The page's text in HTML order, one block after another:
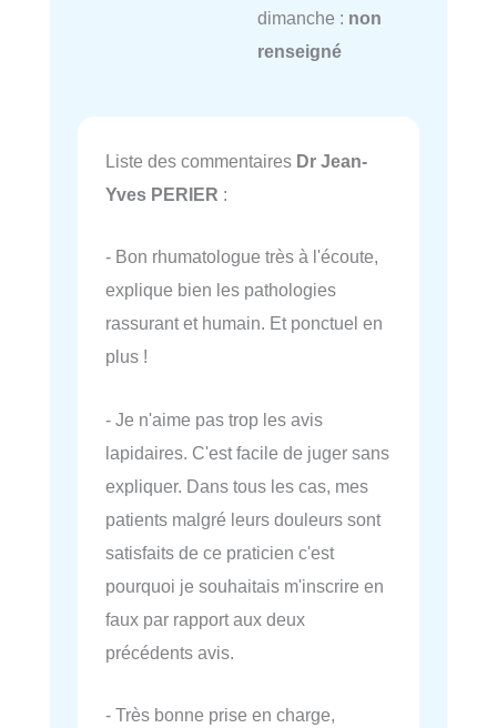
dimanche : non
renseigné
Liste des commentaires Dr Jean-
Yves PERIER :
- Bon rhumatologue très à l'écoute,
explique bien les pathologies
rassurant et humain. Et ponctuel en
plus !
- Je n'aime pas trop les avis
lapidaires. C'est facile de juger sans
expliquer. Dans tous les cas, mes
patients malgré leurs douleurs sont
satisfaits de ce praticien c'est
pourquoi je souhaitais m'inscrire en
faux par rapport aux deux
précédents avis.
- Très bonne prise en charge,